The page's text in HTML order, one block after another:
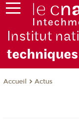
Institut
Accueil Actus